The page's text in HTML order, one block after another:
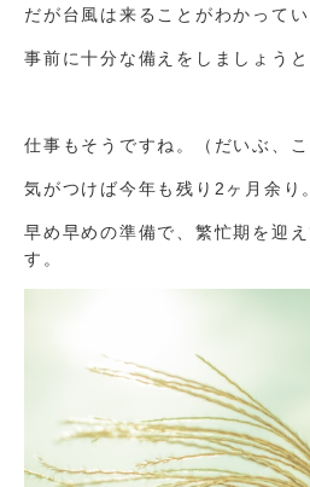
だが台風は来ることがわかってい
事前に十分な備えをしましょうと
仕事もそうですね。（だいぶ、
気がつけば今年も残り2ヶ月余り。
早め早めの準備で、繁忙期を迎
す。